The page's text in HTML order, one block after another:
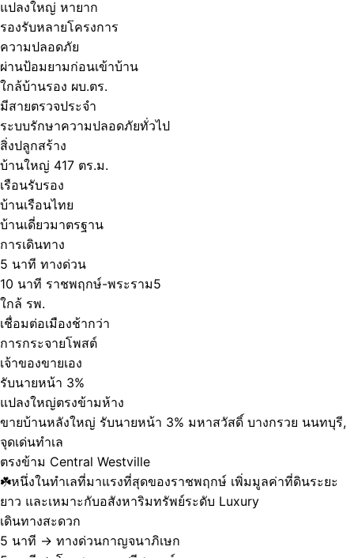
แปลงใหญ่ หายาก
รองรับหลายโครงการ
ความปลอดภัย
ผ่านป้อมยามก่อนเข้าบ้าน
ใกล้บ้านรอง ผบ.ตร.
มีสายตรวจประจำ
ระบบรักษาความปลอดภัยทั่วไป
สิ่งปลูกสร้าง
บ้านใหญ่ 417 ตร.ม.
เรือนรับรอง
บ้านเรือนไทย
บ้านเดี่ยวมาตรฐาน
การเดินทาง
5 นาที ทางด่วน
10 นาที ราชพฤกษ์-พระราม5
ใกล้ รพ.
เชื่อมต่อเมืองช้ากว่า
การกระจายโพสต์
เจ้าของขายเอง
รับนายหน้า 3%
แปลงใหญ่ตรงข้ามห้าง
ขายบ้านหลังใหญ่ รับนายหน้า 3% มหาสวัสดิ์ บางกรวย นนทบุรี,
จุดเด่นทำเล
ตรงข้าม Central Westville
☘️หนึ่งในทำเลที่มาแรงที่สุดของราชพฤกษ์ เพิ่มมูลค่าที่ดินระยะ
ยาว และเหมาะกับอสังหาริมทรัพย์ระดับ Luxury
เดินทางสะดวก
5 นาที → ทางด่วนกาญจนาภิเษก